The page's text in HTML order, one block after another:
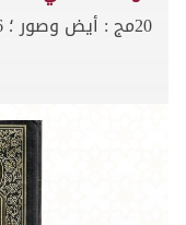
20مج : أيض وصور ؛ 26سم